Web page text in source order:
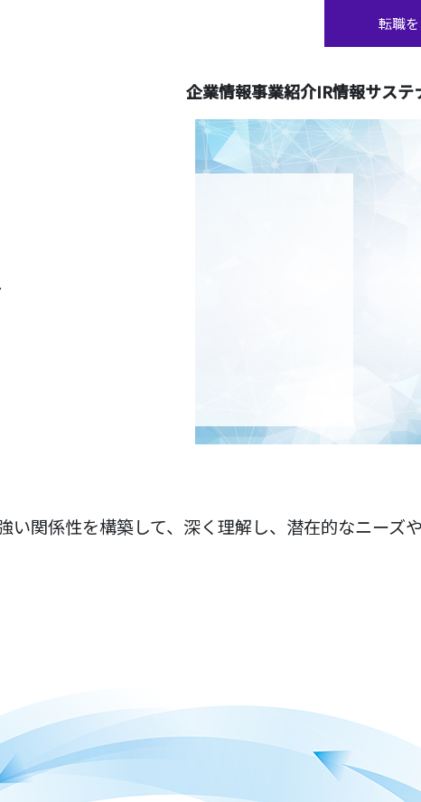
転職
企業情報事業紹介IR情報サステ
係性を構築して、深く理解し、潜在的なニ